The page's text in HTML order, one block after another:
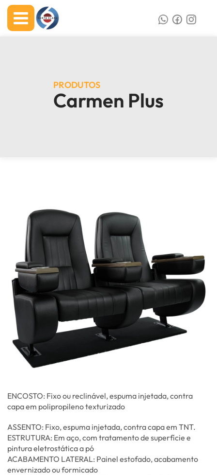
PRODUTOS
Carmen Plus
ENCOSTO: Fixo ou reclinável, espuma injetada, contra
capa em polipropileno texturizado
ASSENTO: Fixo, espuma injetada, contra capa em TNT.
ESTRUTURA: Em aço, com tratamento de superfície e
pintura eletrostática a pó
ACABAMENTO LATERAL: Painel estofado, acabamento
envernizado ou formicado